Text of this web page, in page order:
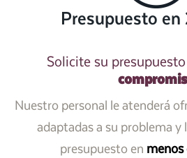
Presupuesto en
Solicite su presupuesto
Nuestro personal le atenderá
adaptadas a su problema y
presupuesto en menos